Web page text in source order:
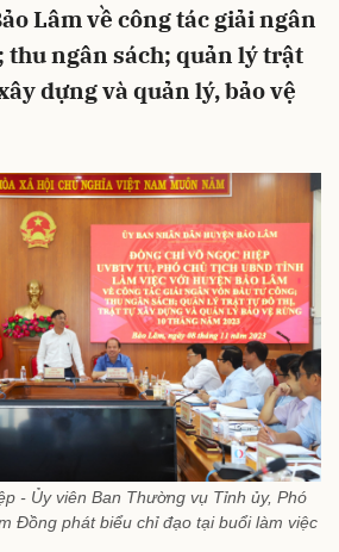
Lâm về công tác giải ngân
thu ngân sách; quản lý trật
dựng và quản lý, bảo vệ
- Ủy viên Ban Thường vụ Tỉnh ủy, Phó
Đồng phát biểu chỉ đạo tại buổi làm việc